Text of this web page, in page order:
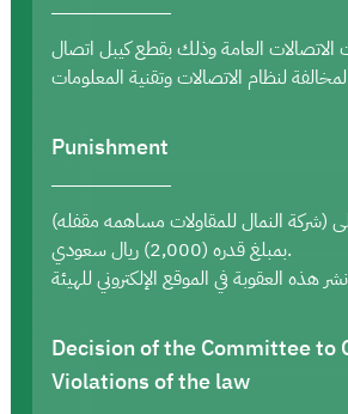
الاتصالات العامة وذلك بقطع كيبل اتصال
لنظام الاتصالات وتقنية المعلومات
Punishment
(شركة النمال للمقاولات مساهمه مقفله)
بمبلغ قدره (2,000) ريال سعودي.
Decision of the Committee to
Violations of the law